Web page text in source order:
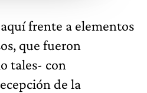
frente a elementos
que fueron
tales- con
de la